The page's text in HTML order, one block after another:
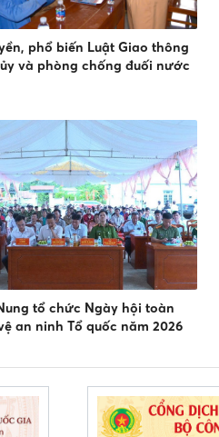
phổ biến Luật Giao thông
và phòng chống đuối nước
tổ chức Ngày hội toàn
an ninh Tổ quốc năm 2026